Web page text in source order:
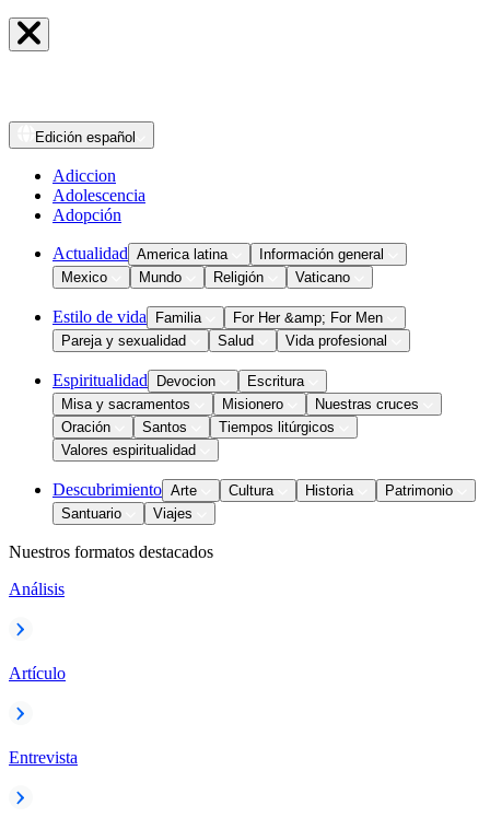
Edición español
Adiccion
Adolescencia
Adopción
Actualidad America latina
Información general
Mexico
Mundo Religión Vaticano
Estilo de vida Familia
For Her &amp; For Men
Pareja y sexualidad
Salud Vida profesional
Espiritualidad Devocion
Escritura
Misa y sacramentos
Misionero
Nuestras cruces
Oración
Santos
Tiempos litúrgicos
Valores espiritualidad
Descubrimiento Arte Cultura Historia
Patrimonio
Santuario
Viajes
Nuestros formatos destacados
Análisis
Artículo
Entrevista